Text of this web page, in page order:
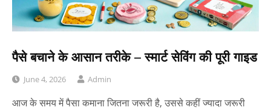
पैसे बचाने के आसान तरीके – स्मार्ट सेविंग की पूरी गाइड
June 4, 2026 Admin
आज के समय में पैसा कमाना जितना जरूरी है, उससे कहीं ज्यादा जरूरी